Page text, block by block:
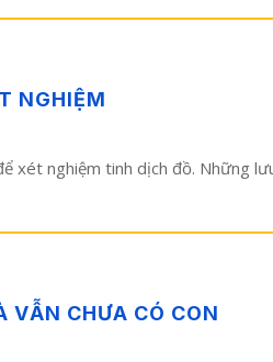
NGHIỆM
xét nghiệm tinh dịch đồ. Những
VẪN CHƯA CÓ CON